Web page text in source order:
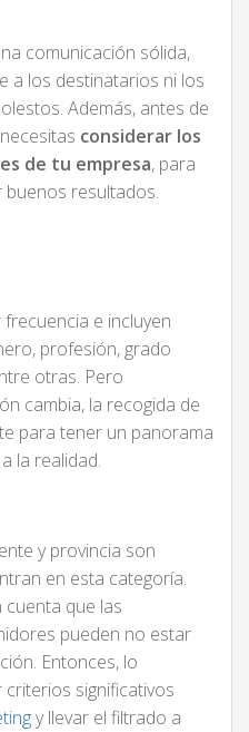
comunicación sólida,
a los destinatarios ni los
Además, antes de
considerar los
de tu empresa, para
resultados.
e incluyen
profesión, grado
otras. Pero
cambia, la recogida de
para tener un panorama
la realidad.
y provincia son
en esta categoría.
que las
pueden no estar
Entonces, lo
significativos
y llevar el filtrado a